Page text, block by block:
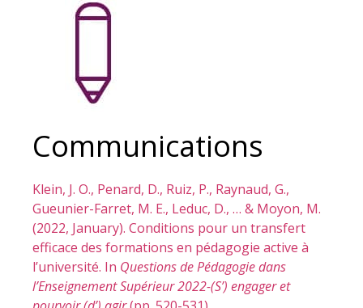
Communications
Klein, J. O., Penard, D., Ruiz, P., Raynaud, G.,
Gueunier-Farret, M. E., Leduc, D., … & Moyon, M.
(2022, January). Conditions pour un transfert
efficace des formations en pédagogie active à
l’université. In Questions de Pédagogie dans
l’Enseignement Supérieur 2022-(S’) engager et